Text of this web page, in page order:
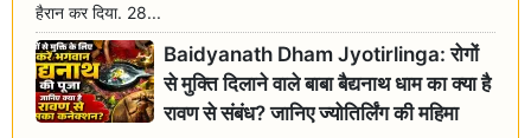
हैरान कर दिया. 28...
Baidyanath Dham Jyotirlinga: रोगों
से मुक्ति दिलाने वाले बाबा बैद्यनाथ धाम का क्या है
रावण से संबंध? जानिए ज्योतिर्लिंग की महिमा